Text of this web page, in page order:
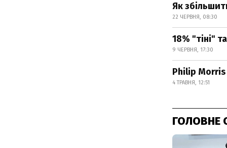
Як
22 ЧЕРВНЯ, 08:30
18% "тіні"
9 ЧЕРВНЯ, 17:30
Philip Morris
4 ТРАВНЯ, 12:51
ГОЛОВНЕ